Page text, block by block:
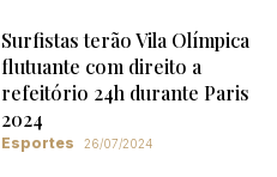
Surfistas terão Vila Olímpica
flutuante com direito a
refeitório 24h durante Paris
2024
Esportes 26/07/2024